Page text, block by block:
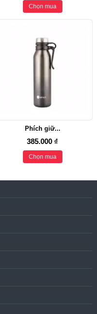
Chọn mua
Phích giữ...
385.000 ₫
Chọn mua